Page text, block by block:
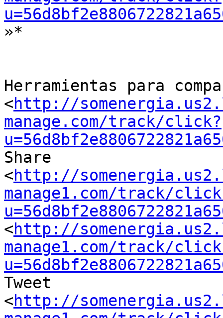
»*
Herramientas para
<http://
manage.com/track/click?
Share
<http://
manage1.com/track/
<http://
manage1.com/track/
Tweet
<http://